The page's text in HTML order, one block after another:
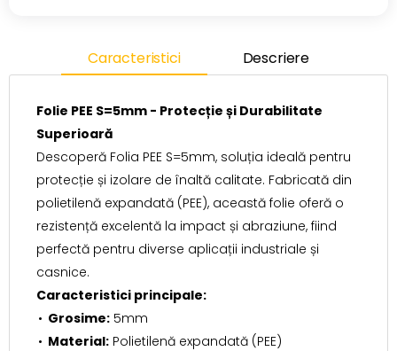
Caracteristici Descriere
Folie PEE S=5mm - Protecție și Durabilitate
Superioară
Descoperă Folia PEE S=5mm, soluția ideală pentru
protecție și izolare de înaltă calitate. Fabricată din
polietilenă expandată (PEE), această folie oferă o
rezistență excelentă la impact și abraziune, fiind
perfectă pentru diverse aplicații industriale și
casnice.
Caracteristici principale:
Grosime: 5mm
Material: Polietilenă expandată (PEE)